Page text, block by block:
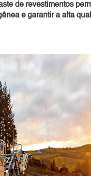
de revestimentos
e garantir a alta